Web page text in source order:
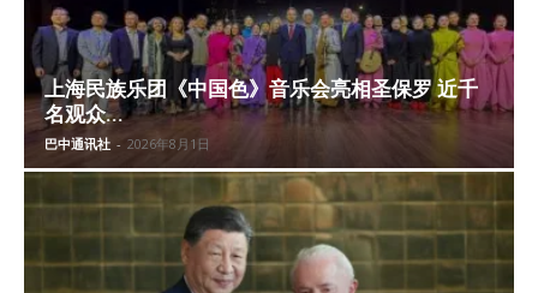
上海民族乐团《中国色》音乐会亮相圣保罗 近千
名观众...
巴中通讯社 - 2026年8月1日